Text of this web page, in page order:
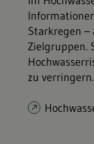
Starkregen
Zielgruppen.
zu verringern.